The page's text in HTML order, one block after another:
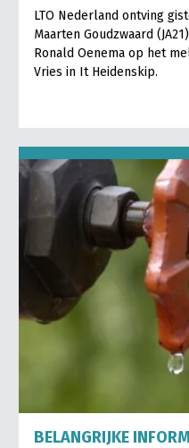
LTO Nederland ontving
Maarten Goudzwaard
Ronald Oenema op het
Vries in It Heidenskip.
BELANGRIJKE